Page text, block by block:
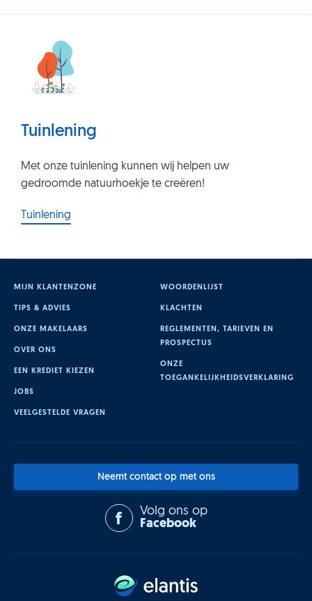
Tuinlening
Met onze tuinlening kunnen wij helpen uw
gedroomde natuurhoekje te creëren!
Tuinlening
MIJN KLANTENZONE
TIPS & ADVIES
ONZE MAKELAARS
OVER ONS
EEN KREDIET KIEZEN
JOBS
VEELGESTELDE VRAGEN
WOORDENLIJST
KLACHTEN
REGLEMENTEN, TARIEVEN EN
PROSPECTUS
ONZE
TOEGANKELIJKHEIDSVERKLARING
Neemt contact op met ons
Volg ons op
Facebook